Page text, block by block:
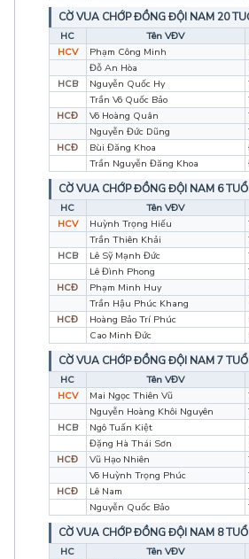
CỜ VUA CHỚP ĐỒNG ĐỘI NAM 20
HC Tên VĐV
HCV
Phạm Công Minh
Đỗ An Hòa
HCB
Nguyễn Quốc Hy
Trần Võ Quốc Bảo
HCĐ
Võ Hoàng Quân
Nguyễn Đức Dũng
HCĐ
Bùi Đăng Khoa
Trần Nguyễn Đăng Khoa
CỜ VUA CHỚP ĐỒNG ĐỘI NAM 6
HC Tên VĐV
HCV
Huỳnh Trọng Hiếu
Trần Thiên Khải
HCB
Lê Sỹ Mạnh Đức
Lê Đình Phong
HCĐ
Phạm Minh Huy
Trần Hậu Phúc Khang
HCĐ
Hoàng Bảo Trí Phúc
Cao Minh Đức
CỜ VUA CHỚP ĐỒNG ĐỘI NAM 7
HC Tên VĐV
HCV
Mai Ngọc Thiên Vũ
Nguyễn Hoàng Khôi Nguyên
HCB
Ngô Tuấn Kiệt
Đặng Hà Thái Sơn
HCĐ
Vũ Hạo Nhiên
Võ Huỳnh Trọng Phúc
HCĐ
Lê Nam
Nguyễn Quốc Bảo
CỜ VUA CHỚP ĐỒNG ĐỘI NAM 8
HC Tên VĐV